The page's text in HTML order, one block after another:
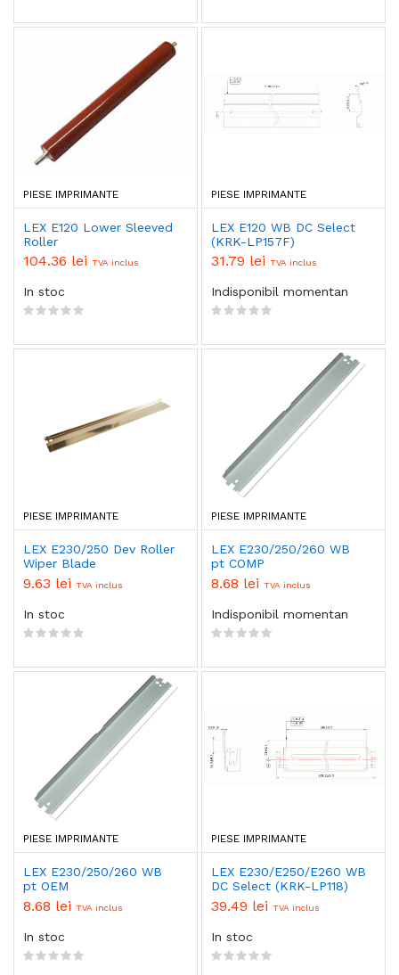
PIESE IMPRIMANTE
LEX E120 Lower Sleeved
Roller
104.36 lei TVA inclus
In stoc
PIESE IMPRIMANTE
LEX E120 WB DC Select
(KRK-LP157F)
31.79 lei TVA inclus
Indisponibil momentan
PIESE IMPRIMANTE
LEX E230/250 Dev Roller
Wiper Blade
9.63 lei TVA inclus
In stoc
PIESE IMPRIMANTE
LEX E230/250/260 WB
pt COMP
8.68 lei TVA inclus
Indisponibil momentan
PIESE IMPRIMANTE
LEX E230/250/260 WB
pt OEM
8.68 lei TVA inclus
In stoc
PIESE IMPRIMANTE
LEX E230/E250/E260 WB
DC Select (KRK-LP118)
39.49 lei TVA inclus
In stoc